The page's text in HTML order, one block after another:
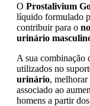
O Prostalivium
líquido formulado
contribuir para o
urinário
A sua combinação
utilizados no
urinário, melhorar
associado ao
homens a partir